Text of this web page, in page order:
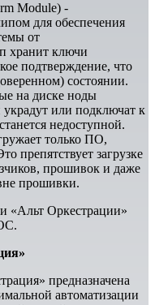
Module) -
для обеспечения
от
хранит ключи
подтверждение, что
состоянии.
на диске ноды
или подключат к
недоступной.
только ПО,
препятствует загрузке
прошивок и даже
прошивки.
«Альт Оркестрации»
предназначена
автоматизации